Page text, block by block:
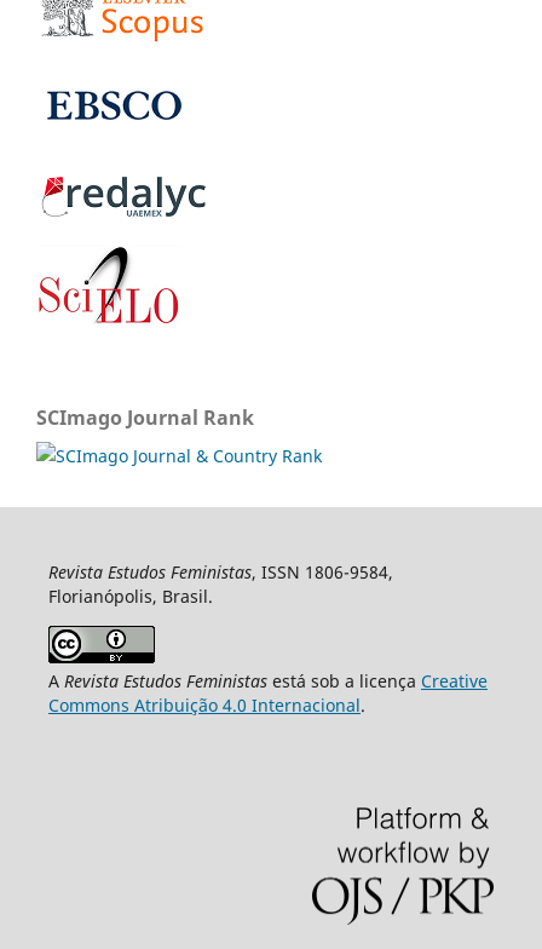
SCImago Journal Rank
Revista Estudos Feministas, ISSN 1806-9584,
Florianópolis, Brasil.
A Revista Estudos Feministasestá sob a licença Creative
Commons Atribuição 4.0 Internacional.